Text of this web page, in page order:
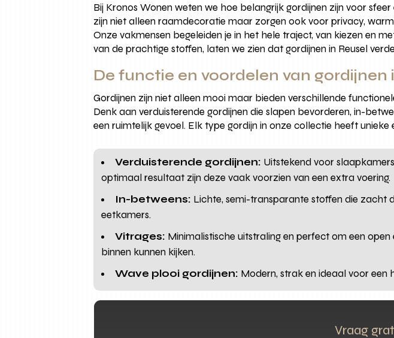
Bij Kronos Wonen weten we hoe belangrijk gordijnen zijn voor
zijn niet alleen raamdecoratie maar zorgen ook voor privacy,
Onze vakmensen begeleiden je in het hele traject, van kiezen en
van de prachtige stoffen, laten we zien dat gordijnen in Reusel
De functie en voordelen van gordijnen
Gordijnen zijn niet alleen mooi maar bieden verschillende
Denk aan verduisterende gordijnen die slapen bevorderen, in-
een ruimtelijk gevoel. Elk type gordijn in onze collectie heeft unieke
Verduisterende gordijnen: Uitstekend voor
optimaal resultaat zijn deze vaak voorzien van een extra voering.
In-betweens: Lichte, semi-transparante stoffen die zacht
eetkamers.
Vitrages: Minimalistische uitstraling en perfect om een
binnen kunnen kijken.
Wave plooi gordijnen: Modern, strak en ideaal voor een
Vraag